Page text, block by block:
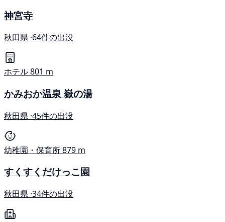
神宮寺
秋田県 ·64件の出没
ホテル801 m
かみおか温泉 嶽の湯
秋田県 ·45件の出没
幼稚園・保育所879 m
すくすくだけっこ園
秋田県 ·34件の出没